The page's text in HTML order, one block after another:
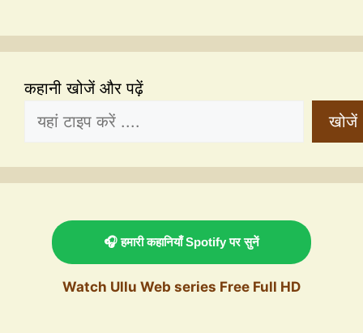
कहानी खोजें और पढ़ें
खोजें
🎧 हमारी कहानियाँ Spotify पर सुनें
Watch Ullu Web series Free Full HD